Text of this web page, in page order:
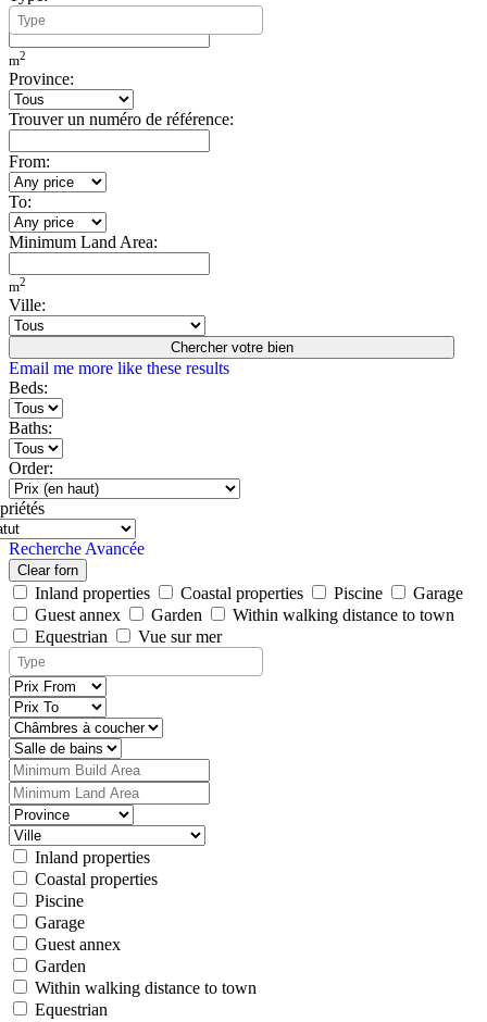
Minimum Build Area:
m2
Province:
Trouver un numéro de référence:
From:
To:
Minimum Land Area:
m2
Ville:
Chercher votre bien
Email me more like these results
Beds:
Baths:
Order:
Recherche Avancée
Clear forn
Inland properties Coastal properties Piscine
Garage
Guest annex
Garden
Within walking distance to town
Equestrian
Vue sur mer
Inland properties
Coastal properties
Piscine
Garage
Guest annex
Garden
Within walking distance to town
Equestrian